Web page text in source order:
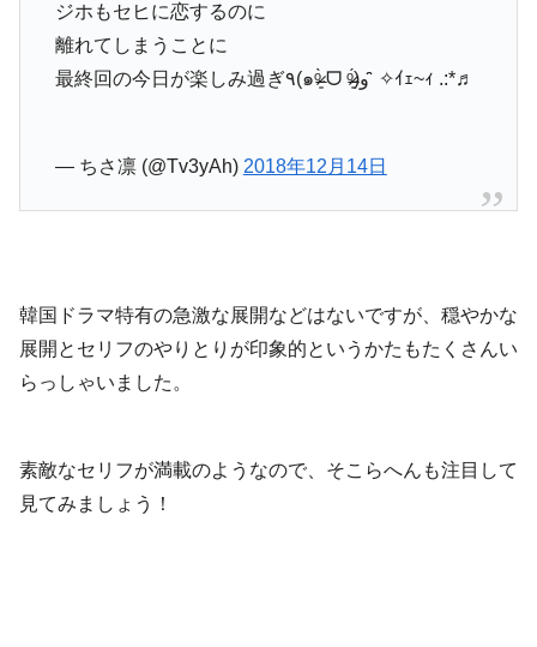
ジホもセヒに恋するのに
離れてしまうことに
最終回の今日が楽しみ過ぎ٩(๑ᵒ̴̶̷͈̀ ᗜ ᵒ̴̶̷͈́)و ̑̑ ✧ｲｪ~ｨ .:*♬
— ちさ凛 (@Tv3yAh) 2018年12月14日
韓国ドラマ特有の急激な展開などはないですが、穏やかな
展開とセリフのやりとりが印象的というかたもたくさんい
らっしゃいました。
素敵なセリフが満載のようなので、そこらへんも注目して
見てみましょう！